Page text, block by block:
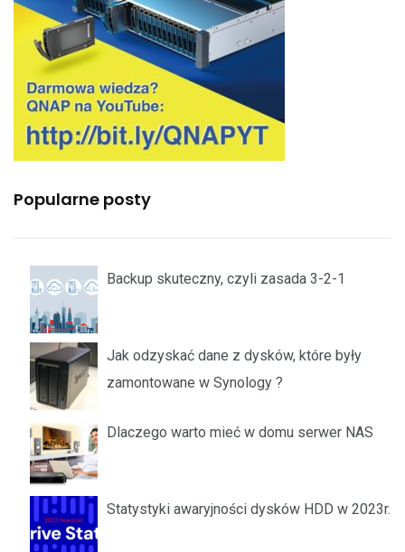
Popularne posty
Backup skuteczny, czyli zasada 3-2-1
Jak odzyskać dane z dysków, które były
zamontowane w Synology ?
Dlaczego warto mieć w domu serwer NAS
Statystyki awaryjności dysków HDD w 2023r.